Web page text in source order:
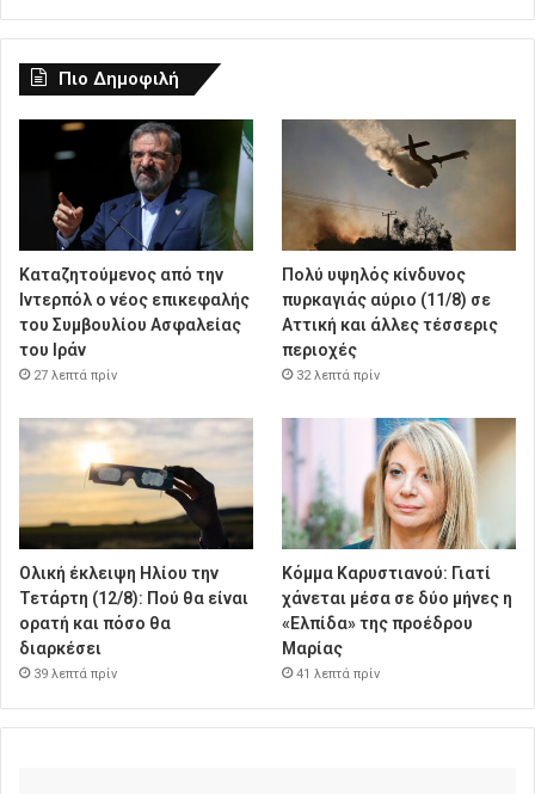
Πιο Δημοφιλή
Καταζητούμενος από την
Ιντερπόλ ο νέος επικεφαλής
του Συμβουλίου Ασφαλείας
του Ιράν
27 λεπτά πρίν
Πολύ υψηλός κίνδυνος
πυρκαγιάς αύριο (11/8) σε
Αττική και άλλες τέσσερις
περιοχές
32 λεπτά πρίν
Ολική έκλειψη Ηλίου την
Τετάρτη (12/8): Πού θα είναι
ορατή και πόσο θα
διαρκέσει
39 λεπτά πρίν
Κόμμα Καρυστιανού: Γιατί
χάνεται μέσα σε δύο μήνες η
«Ελπίδα» της προέδρου
Μαρίας
41 λεπτά πρίν